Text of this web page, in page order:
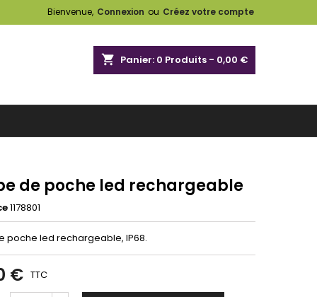
Bienvenue, Connexion ou Créez votre compte
shopping_cart Panier: 0 Produits - 0,00 €
de poche led rechargeable
1178801
poche led rechargeable, IP68.
€ TTC